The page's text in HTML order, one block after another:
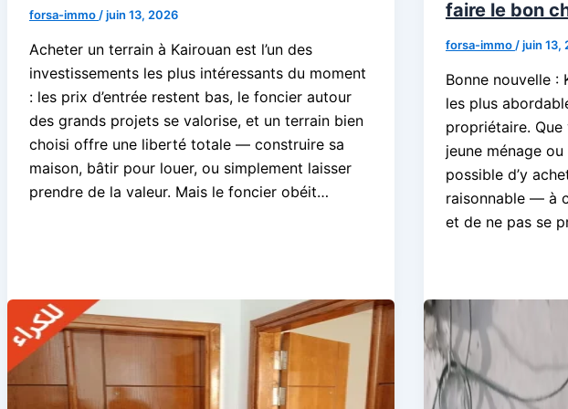
forsa-immo/juin 13, 2026
Acheter un terrain à Kairouan est l’un des
investissements les plus intéressants du moment
: les prix d’entrée restent bas, le foncier autour
des grands projets se valorise, et un terrain bien
choisi offre une liberté totale — construire sa
maison, bâtir pour louer, ou simplement laisser
prendre de la valeur. Mais le foncier obéit…
faire le bon
forsa-immo/juin 13,
Bonne nouvelle :
les plus
propriétaire.
jeune ménage
possible d’y
raisonnable — à
et de ne pas se